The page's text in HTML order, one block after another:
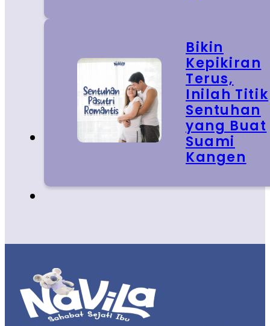
Bikin
Kepikiran
Terus,
Inilah Titik
Sentuhan
yang Buat
Suami
Kangen